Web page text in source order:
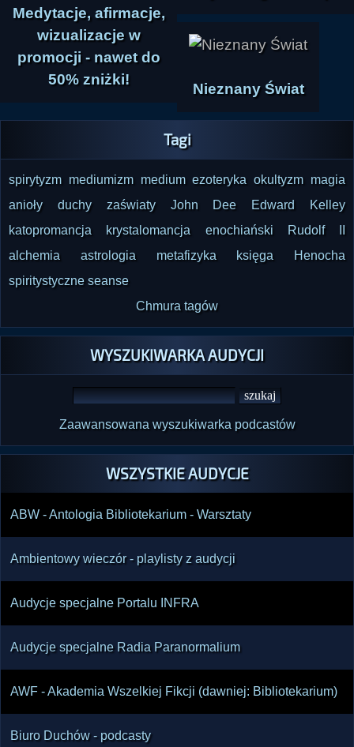
Medytacje, afirmacje,
wizualizacje w
promocji - nawet do
50% zniżki!
Nieznany Świat
Tagi
spirytyzm mediumizm medium ezoteryka okultyzm magia
anioły
duchy zaświaty John Dee
Edward Kelley
katopromancja
krystalomancja enochiański
Rudolf II
alchemia
astrologia metafizyka
księga Henocha
spiritystyczne seanse
Chmura tagów
WYSZUKIWARKA AUDYCJI
Zaawansowana wyszukiwarka podcastów
WSZYSTKIE AUDYCJE
ABW - Antologia Bibliotekarium - Warsztaty
Ambientowy wieczór - playlisty z audycji
Audycje specjalne Portalu INFRA
Audycje specjalne Radia Paranormalium
AWF - Akademia Wszelkiej Fikcji (dawniej: Bibliotekarium)
Biuro Duchów - podcasty